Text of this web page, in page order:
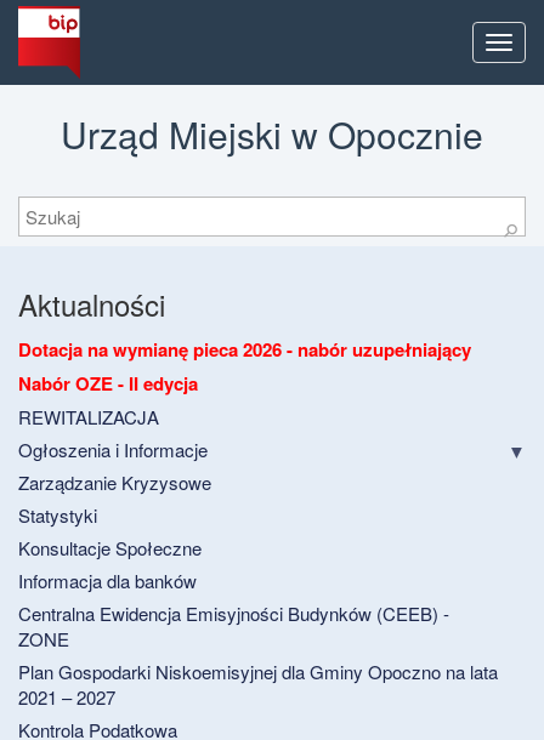
Menu
Urząd Miejski w Opocznie
Szukaj
⚲
Aktualności
Dotacja na wymianę pieca 2026 - nabór uzupełniający
Nabór OZE - II edycja
REWITALIZACJA
Ogłoszenia i Informacje
Zarządzanie Kryzysowe
Statystyki
Konsultacje Społeczne
Informacja dla banków
Centralna Ewidencja Emisyjności Budynków (CEEB) -
ZONE
Plan Gospodarki Niskoemisyjnej dla Gminy Opoczno na lata
2021 – 2027
Kontrola Podatkowa